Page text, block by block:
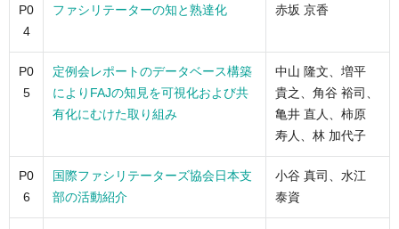
P0
4
ファシリテーターの知と熟達化 赤坂 京香
P0
5
定例会レポートのデータベース構築
によりFAJの知見を可視化および共
有化にむけた取り組み
中山 隆文、増平
貴之、角谷 裕司、
亀井 直人、柿原
寿人、林 加代子
P0
6
国際ファシリテーターズ協会日本支
部の活動紹介
小谷 真司、水江
泰資